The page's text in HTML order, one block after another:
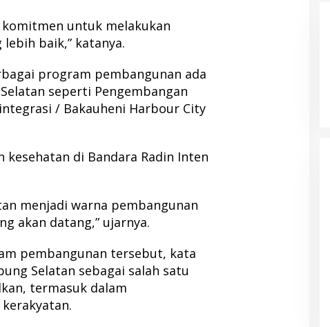
untuk melakukan
baik,” katanya.
program pembangunan ada
seperti Pengembangan
/ Bakauheni Harbour City
kesehatan di Bandara Radin Inten
menjadi warna pembangunan
akan datang,” ujarnya.
pembangunan tersebut, kata
Selatan sebagai salah satu
termasuk dalam